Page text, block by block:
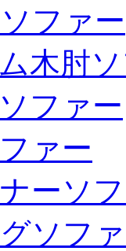
ファー
木肘
ファー
ァー
ーソ
ソフ